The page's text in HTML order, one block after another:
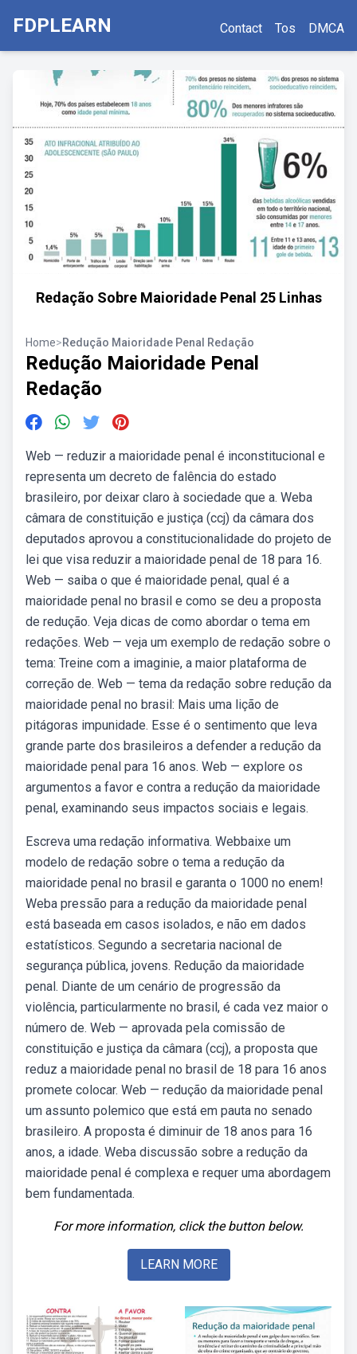
FDPLEARN Contact Tos DMCA
Redação Sobre Maioridade Penal 25 Linhas
Home>Redução Maioridade Penal Redação
Redução Maioridade Penal
Redação
Web — reduzir a maioridade penal é inconstitucional e
representa um decreto de falência do estado
brasileiro, por deixar claro à sociedade que a. Weba
câmara de constituição e justiça (ccj) da câmara dos
deputados aprovou a constitucionalidade do projeto de
lei que visa reduzir a maioridade penal de 18 para 16.
Web — saiba o que é maioridade penal, qual é a
maioridade penal no brasil e como se deu a proposta
de redução. Veja dicas de como abordar o tema em
redações. Web — veja um exemplo de redação sobre o
tema: Treine com a imaginie, a maior plataforma de
correção de. Web — tema da redação sobre redução da
maioridade penal no brasil: Mais uma lição de
pitágoras impunidade. Esse é o sentimento que leva
grande parte dos brasileiros a defender a redução da
maioridade penal para 16 anos. Web — explore os
argumentos a favor e contra a redução da maioridade
penal, examinando seus impactos sociais e legais.
Escreva uma redação informativa. Webbaixe um
modelo de redação sobre o tema a redução da
maioridade penal no brasil e garanta o 1000 no enem!
Weba pressão para a redução da maioridade penal
está baseada em casos isolados, e não em dados
estatísticos. Segundo a secretaria nacional de
segurança pública, jovens. Redução da maioridade
penal. Diante de um cenário de progressão da
violência, particularmente no brasil, é cada vez maior o
número de. Web — aprovada pela comissão de
constituição e justiça da câmara (ccj), a proposta que
reduz a maioridade penal no brasil de 18 para 16 anos
promete colocar. Web — redução da maioridade penal
um assunto polemico que está em pauta no senado
brasileiro. A proposta é diminuir de 18 anos para 16
anos, a idade. Weba discussão sobre a redução da
maioridade penal é complexa e requer uma abordagem
bem fundamentada.
For more information, click the button below.
LEARN MORE